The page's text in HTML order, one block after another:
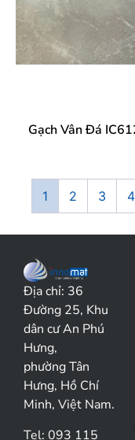
Gạch Vân Đá
1 2 3 4
Địa chỉ: 36
Đường 25, Khu
dân cư An Phú
Hưng,
phường Tân
Hưng, Hồ Chí
Minh, Việt Nam.
Tel: 093 115